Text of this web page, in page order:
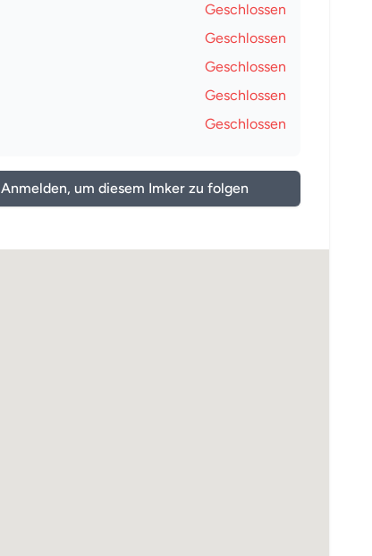
Geschlossen
Geschlossen
Geschlossen
Geschlossen
Geschlossen
Anmelden, um diesem Imker zu folgen